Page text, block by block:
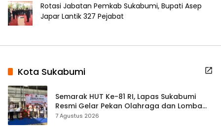
Rotasi Jabatan Pemkab Sukabumi, Bupati Asep
Japar Lantik 327 Pejabat
Kota Sukabumi
Semarak HUT Ke-81 RI, Lapas Sukabumi
Resmi Gelar Pekan Olahraga dan Lomba
Tradisional
7 Agustus 2026